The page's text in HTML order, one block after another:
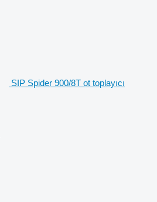
SIP Spider 900/8T ot toplayıcı